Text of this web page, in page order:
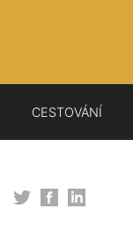
CESTOVÁNÍ